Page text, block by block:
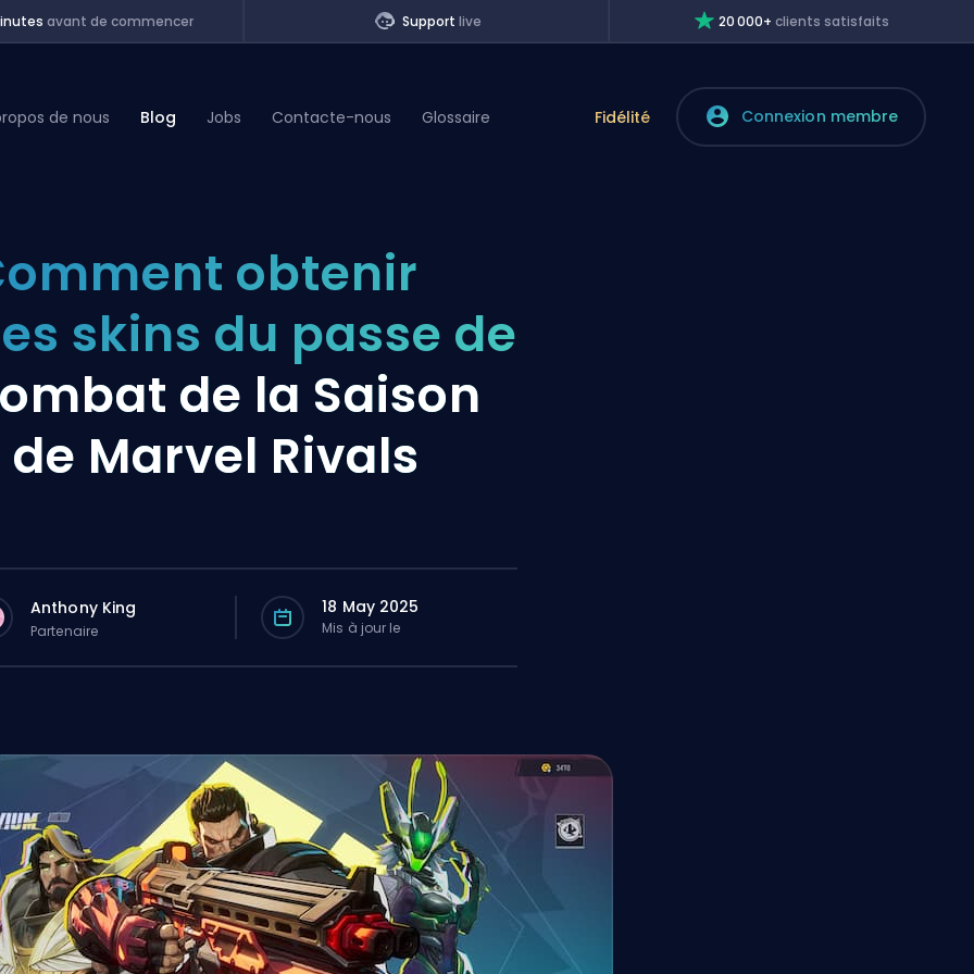
avant de commencer Support live 20 000+clients satisfaits
de nous Blog Jobs Contacte-nous Glossaire Fidélité Connexion membre
obtenir
skins du passe de
de la Saison
de Marvel Rivals
Anthony King
Partenaire
18 May 2025
Mis à jour le